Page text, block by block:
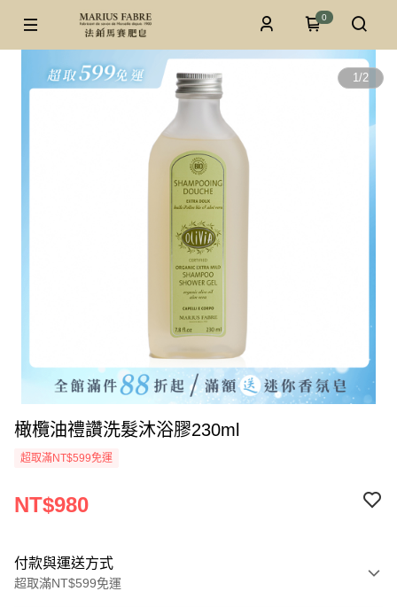
0
1/2
橄欖油禮讚洗髮沐浴膠230ml
超取滿NT$599免運
NT$980
付款與運送方式
超取滿NT$599免運